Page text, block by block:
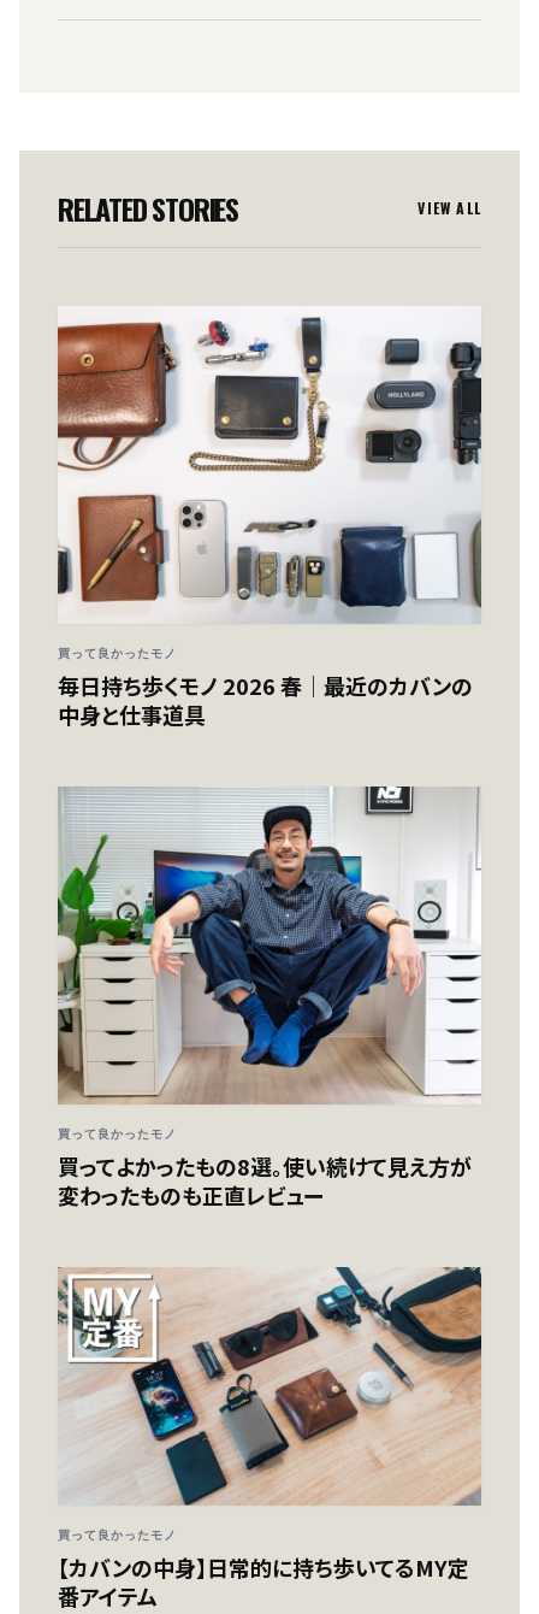
RELATED STORIES VIEW ALL
買って良かったモノ
毎日持ち歩くモノ 2026 春｜最近のカバンの
中身と仕事道具
買って良かったモノ
買ってよかったもの8選。使い続けて見え方が
変わったものも正直レビュー
買って良かったモノ
【カバンの中身】日常的に持ち歩いてるMY定
番アイテム